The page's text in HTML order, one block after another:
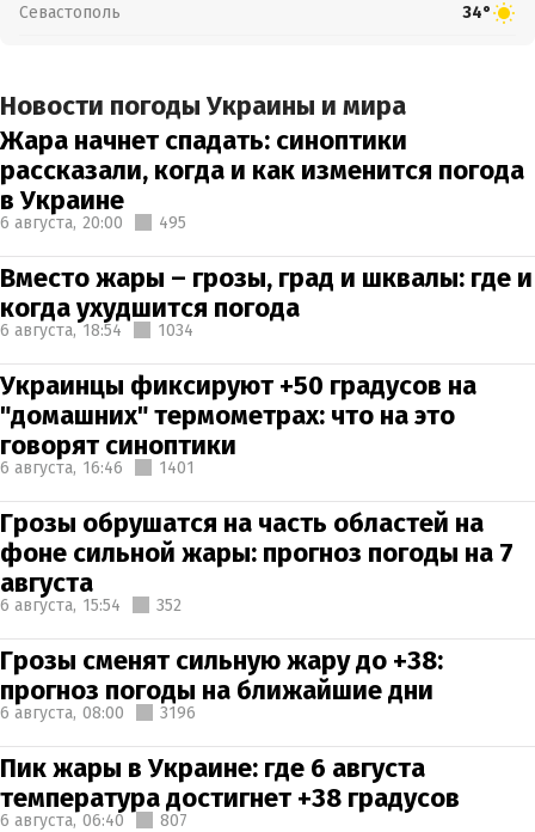
Севастополь 34°
Новости погоды Украины и мира
Жара начнет спадать: синоптики
рассказали, когда и как изменится погода
в Украине
6 августа, 20:00 495
Вместо жары – грозы, град и шквалы: где и
когда ухудшится погода
6 августа, 18:54 1034
Украинцы фиксируют +50 градусов на
"домашних" термометрах: что на это
говорят синоптики
6 августа, 16:46 1401
Грозы обрушатся на часть областей на
фоне сильной жары: прогноз погоды на 7
августа
6 августа, 15:54 352
Грозы сменят сильную жару до +38:
прогноз погоды на ближайшие дни
6 августа, 08:00 3196
Пик жары в Украине: где 6 августа
температура достигнет +38 градусов
6 августа, 06:40 807